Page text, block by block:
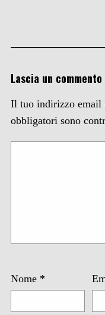
Lascia un commento
Il tuo indirizzo email
obbligatori sono
Nome *